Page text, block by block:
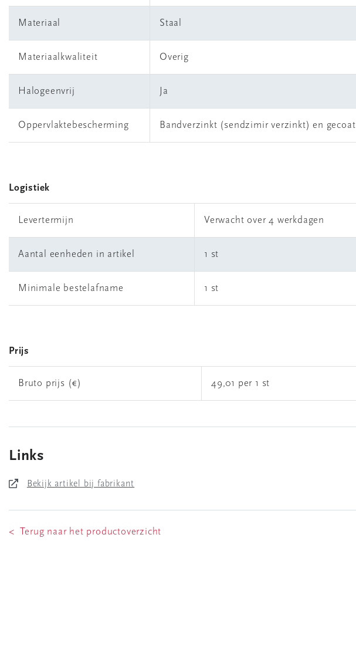
Materiaal Staal
Materiaalkwaliteit Overig
Halogeenvrij Ja
Oppervlaktebescherming Bandverzinkt (sendzimir verzinkt) en gecoat
Logistiek
Levertermijn Verwacht over 4 werkdagen
Aantal eenheden in artikel 1 st
Minimale bestelafname 1 st
Prijs
Bruto prijs (€) 49,01 per 1 st
Links
Bekijk artikel bij fabrikant
< Terug naar het productoverzicht